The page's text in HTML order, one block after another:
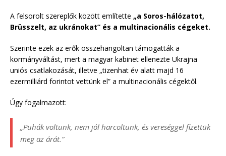
A felsorolt szereplők között említette „a Soros-hálózatot,
Brüsszelt, az ukránokat” és a multinacionális cégeket.
Szerinte ezek az erők összehangoltan támogatták a
kormányváltást, mert a magyar kabinet ellenezte Ukrajna
uniós csatlakozását, illetve „tizenhat év alatt majd 16
ezermilliárd forintot vettünk el” a multinacionális cégektől.
Úgy fogalmazott:
„Puhák voltunk, nem jól harcoltunk, és vereséggel fizettük
meg az árát.”